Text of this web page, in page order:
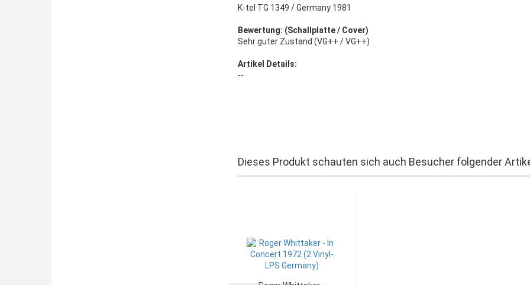
K-tel TG 1349 / Germany 1981
Bewertung: (Schallplatte / Cover)
Sehr guter Zustand (VG++ / VG++)
Artikel Details:
--
Dieses Produkt schauten sich auch Besucher folgender